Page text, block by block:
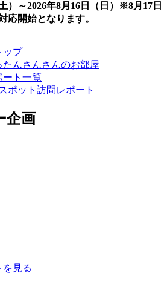
）～2026年8月16日（日）※8月17日
応開始となります。
ップ
んさんさんのお部屋
ート一覧
ポット訪問レポート
企画
を見る